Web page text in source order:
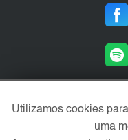
Área
Utilizamos cookies
uma